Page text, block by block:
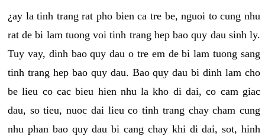
¿ay la tinh trang rat pho bien ca tre be, nguoi to cung nhu
rat de bi lam tuong voi tinh trang hep bao quy dau sinh ly.
Tuy vay, dinh bao quy dau o tre em de bi lam tuong sang
tinh trang hep bao quy dau. Bao quy dau bi dinh lam cho
be lieu co cac bieu hien nhu la kho di dai, co cam giac
dau, so tieu, nuoc dai lieu co tinh trang chay cham cung
nhu phan bao quy dau bi cang chay khi di dai, sot, hinh